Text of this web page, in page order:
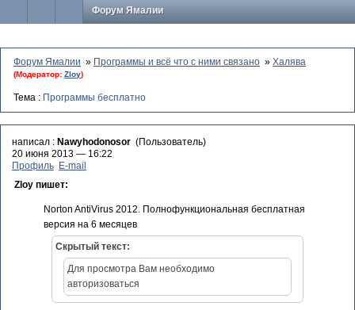
Форум Ямалии
Форум Ямалии » Программы и всё что с ними связано » Халява
(Модератор: Zloy)
Тема : Программы бесплатно
написал : Nawyhodonosor (Пользователь)
20 июня 2013 — 16:22
Профиль E-mail
Zloy пишет:
Norton AntiVirus 2012. Полнофункциональная бесплатная
версия на 6 месяцев
Скрытый текст:
Для просмотра Вам необходимо
авторизоваться